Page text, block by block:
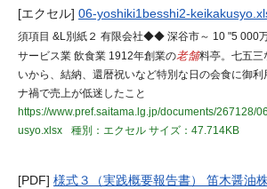
[エクセル] 06-yoshiki1besshi2-
須項目 &L別紙２ 有限会社◆◆ 深谷市～ 10 "5 000
サービス業 飲食業 1912年創業の老舗料亭。七五三
いから、結納、還暦祝いなど特別な日の会食に御利
ナ禍で売上が低迷したこと
https://www.pref.saitama.lg.jp/documents/267128/
usyo.xlsx
種別：エクセル サイズ：47.714KB
[PDF] 様式３（実践概要報告書） 笛木醤油